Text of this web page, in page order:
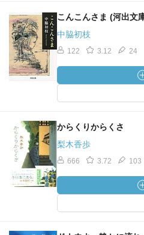
こんこんさま (河出文
中脇初枝
122 3.12 24
からくりからくさ
梨木香歩
666 3.72 103